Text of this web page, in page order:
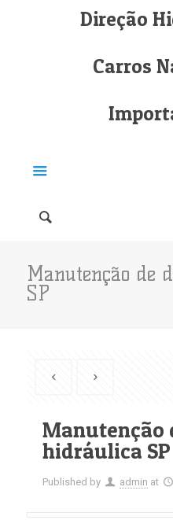
Direção
Carros
Manutenção de
SP
Manutenção
hidráulica SP
Published by admin at